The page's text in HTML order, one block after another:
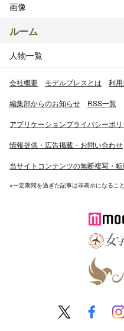
画像
ルーム
人物一覧
会社概要 モデルプレスとは 利
編集部からのお知らせ RSS一覧
アプリケーションプライバシーポ
情報提供・広告掲載・お問い合わせ
当サイトコンテンツの無断複写・
※一定期間を過ぎた記事は非表示になるこ